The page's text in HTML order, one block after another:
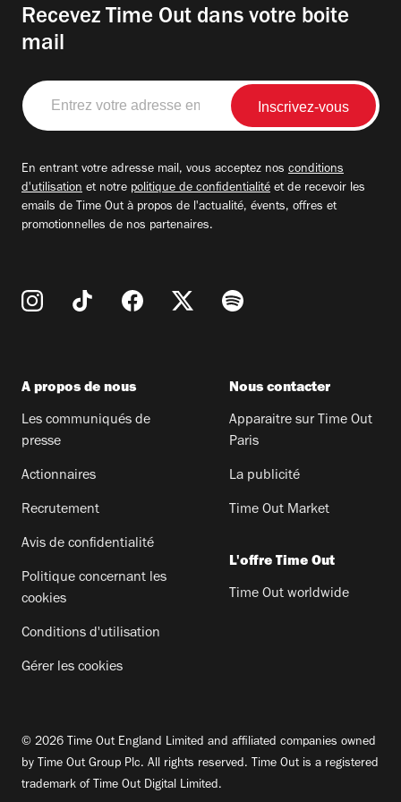
Recevez Time Out dans votre boite
mail
Entrez
votre
adresse
En entrant votre adresse mail, vous acceptez nos conditions
d'utilisation et notre politique de confidentialité et de recevoir les
emails de Time Out à propos de l'actualité, évents, offres et
promotionnelles de nos partenaires.
A propos de nous
Les communiqués de
presse
Actionnaires
Recrutement
Avis de confidentialité
Politique concernant les
cookies
Conditions d'utilisation
Gérer les cookies
Nous contacter
Apparaitre sur Time Out
Paris
La publicité
Time Out Market
L'offre Time Out
Time Out worldwide
© 2026 Time Out England Limited and affiliated companies owned
by Time Out Group Plc. All rights reserved. Time Out is a registered
trademark of Time Out Digital Limited.